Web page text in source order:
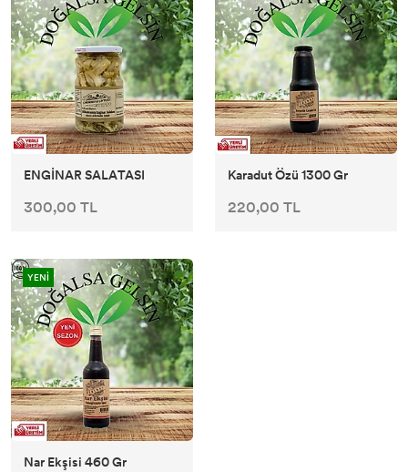
ENGİNAR SALATASI
300,00 TL
Karadut Özü 1300 Gr
220,00 TL
YENİ
Nar Ekşisi 460 Gr